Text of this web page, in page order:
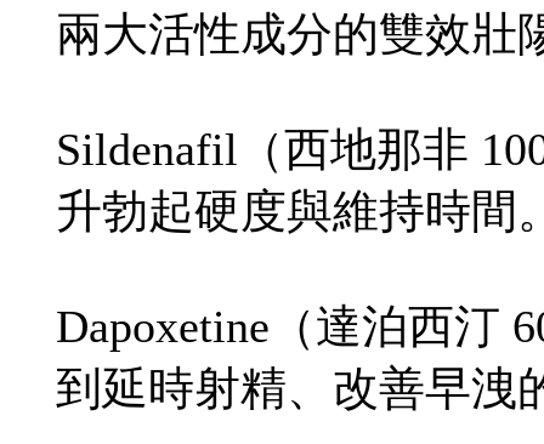
兩大活性成分的雙效壯
Sildenafil（西地那非
升勃起硬度與維持時間
Dapoxetine（達泊西汀
到延時射精、改善早洩